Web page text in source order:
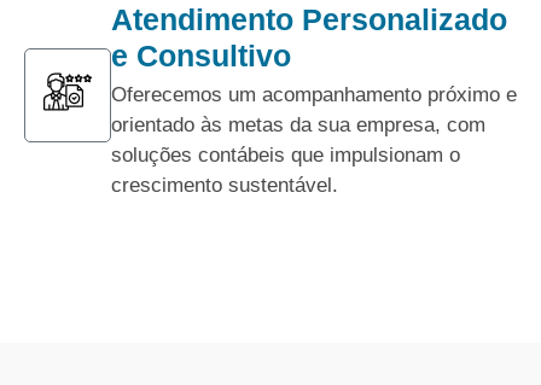
Atendimento Personalizado
e Consultivo
Oferecemos um acompanhamento próximo e
orientado às metas da sua empresa, com
soluções contábeis que impulsionam o
crescimento sustentável.